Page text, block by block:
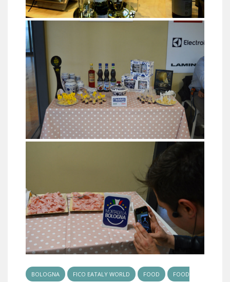
BOLOGNA FICO EATALY WORLD FOOD FOOD